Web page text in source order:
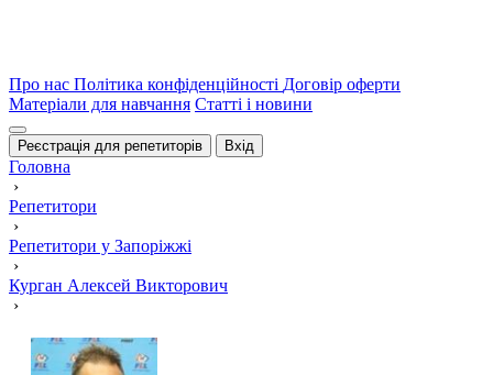
Про нас Політика конфіденційності Договір оферти
Матеріали для навчання Статті і новини
Реєстрація для репетиторів Вхід
Головна
›
Репетитори
›
Репетитори у Запоріжжі
›
Курган Алексей Викторович
›